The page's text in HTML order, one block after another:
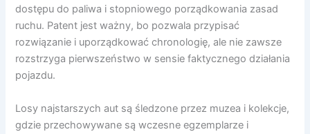
dostępu do paliwa i stopniowego porządkowania zasad
ruchu. Patent jest ważny, bo pozwala przypisać
rozwiązanie i uporządkować chronologię, ale nie zawsze
rozstrzyga pierwszeństwo w sensie faktycznego działania
pojazdu.
Losy najstarszych aut są śledzone przez muzea i kolekcje,
gdzie przechowywane są wczesne egzemplarze i